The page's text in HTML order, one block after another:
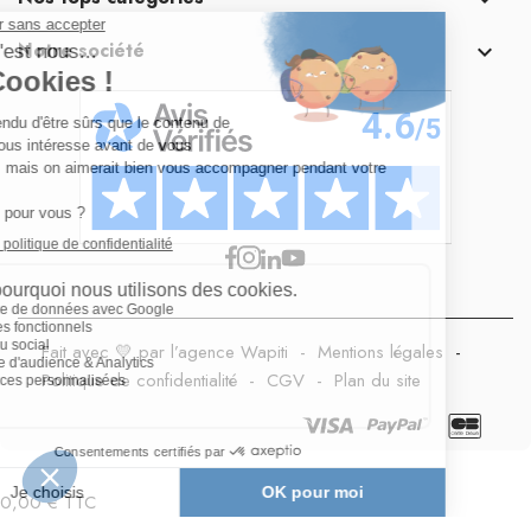
Notre société 
Fait avec 💛 par l’agence Wapiti - Mentions légales -
Politique de confidentialité - CGV - Plan du site
0,00 € TTC